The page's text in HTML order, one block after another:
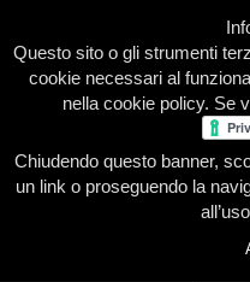
Home Presentazione
Questo sito o gli strumenti
cookie necessari al
nella cookie policy. Se
Chiudendo questo banner,
un link o proseguendo la